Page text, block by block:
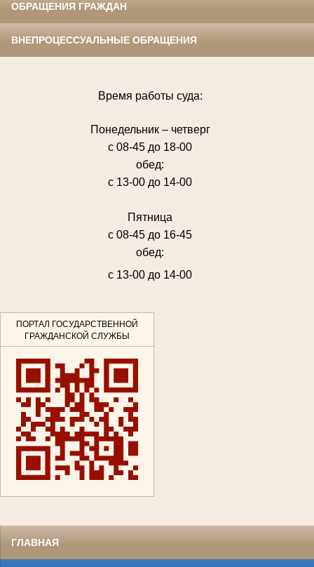
ОБРАЩЕНИЯ ГРАЖДАН
ВНЕПРОЦЕССУАЛЬНЫЕ ОБРАЩЕНИЯ
Время работы суда:
Понедельник – четверг
с 08-45 до 18-00
обед:
с 13-00 до 14-00
Пятница
с 08-45 до 16-45
обед:
с 13-00 до 14-00
ПОРТАЛ ГОСУДАРСТВЕННОЙ
ГРАЖДАНСКОЙ СЛУЖБЫ
ГЛАВНАЯ